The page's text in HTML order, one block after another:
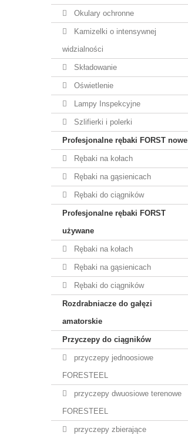
Okulary ochronne
Kamizelki o intensywnej
widzialności
Składowanie
Oświetlenie
Lampy Inspekcyjne
Szlifierki i polerki
Profesjonalne rębaki FORST nowe
Rębaki na kołach
Rębaki na gąsienicach
Rębaki do ciągników
Profesjonalne rębaki FORST
używane
Rębaki na kołach
Rębaki na gąsienicach
Rębaki do ciągników
Rozdrabniacze do gałęzi
amatorskie
Przyczepy do ciągników
przyczepy jednoosiowe
FORESTEEL
przyczepy dwuosiowe terenowe
FORESTEEL
przyczepy zbierające